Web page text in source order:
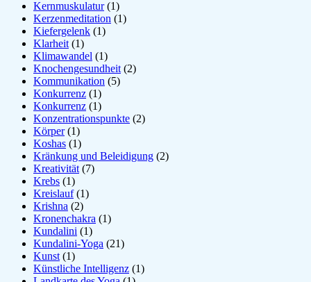
Kernmuskulatur(1)
Kerzenmeditation (1)
Kiefergelenk (1)
Klarheit (1)
Klimawandel (1)
Knochengesundheit (2)
Kommunikation (5)
Konkurrenz (1)
Konkurrenz (1)
Konzentrationspunkte (2)
Körper(1)
Koshas (1)
Kränkung und Beleidigung (2)
Kreativität (7)
Krebs (1)
Kreislauf(1)
Krishna (2)
Kronenchakra (1)
Kundalini (1)
Kundalini-Yoga (21)
Kunst (1)
Künstliche Intelligenz (1)